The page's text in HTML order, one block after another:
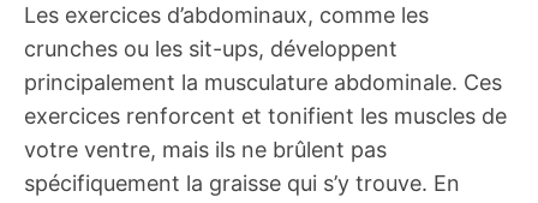
Les exercices d’abdominaux, comme les
crunches ou les sit-ups, développent
principalement la musculature abdominale. Ces
exercices renforcent et tonifient les muscles de
votre ventre, mais ils ne brûlent pas
spécifiquement la graisse qui s’y trouve. En